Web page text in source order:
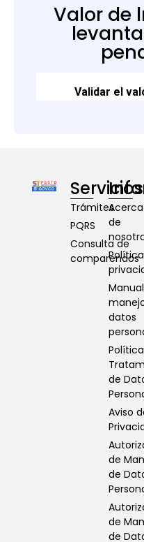
Valor de
Validar el
Servicios
Trámites
PQRS
Consulta de
comparendos
Acerca
de
datos
de
Aviso
de
de
de
de